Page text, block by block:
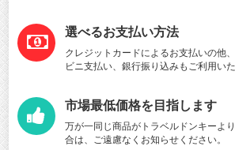
選べるお支払い方法
クレジットカードによるお支払いの他
ビニ支払い、銀行振り込みもご利用い
市場最低価格を目指します
万が一同じ商品がトラベルドンキーよ
合は、ご遠慮なくお知らせください。